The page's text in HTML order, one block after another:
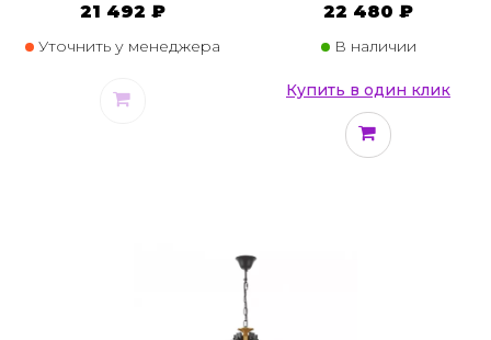
21 492 ₽
Уточнить у менеджера
22 480 ₽
В наличии
Купить в один клик